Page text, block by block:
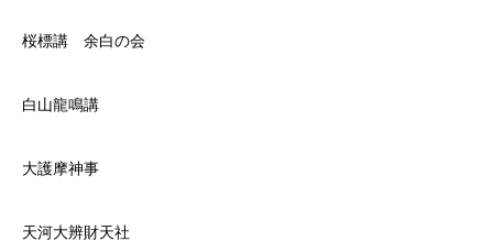
桜標講 余白の会
白山龍鳴講
大護摩神事
天河大辨財天社